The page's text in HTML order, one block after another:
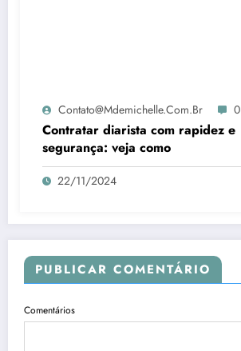
Contato@mdemichelle.com.br 0
Contratar diarista com rapidez e
segurança: veja como
22/11/2024
PUBLICAR COMENTÁRIO
Comentários